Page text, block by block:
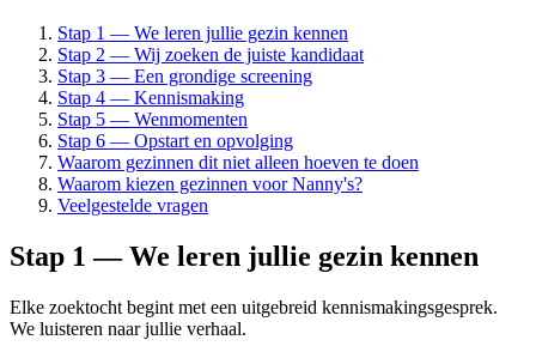
Stap 1 — We leren jullie gezin kennen
Stap 2 — Wij zoeken de juiste kandidaat
Stap 3 — Een grondige screening
Stap 4 — Kennismaking
Stap 5 — Wenmomenten
Stap 6 — Opstart en opvolging
Waarom gezinnen dit niet alleen hoeven te doen
Waarom kiezen gezinnen voor Nanny's?
Veelgestelde vragen
Stap 1 — We leren jullie gezin kennen
Elke zoektocht begint met een uitgebreid kennismakingsgesprek.
We luisteren naar jullie verhaal.